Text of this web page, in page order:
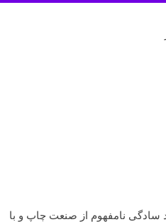
سادگی نامفهوم از صنعت چاپ و با